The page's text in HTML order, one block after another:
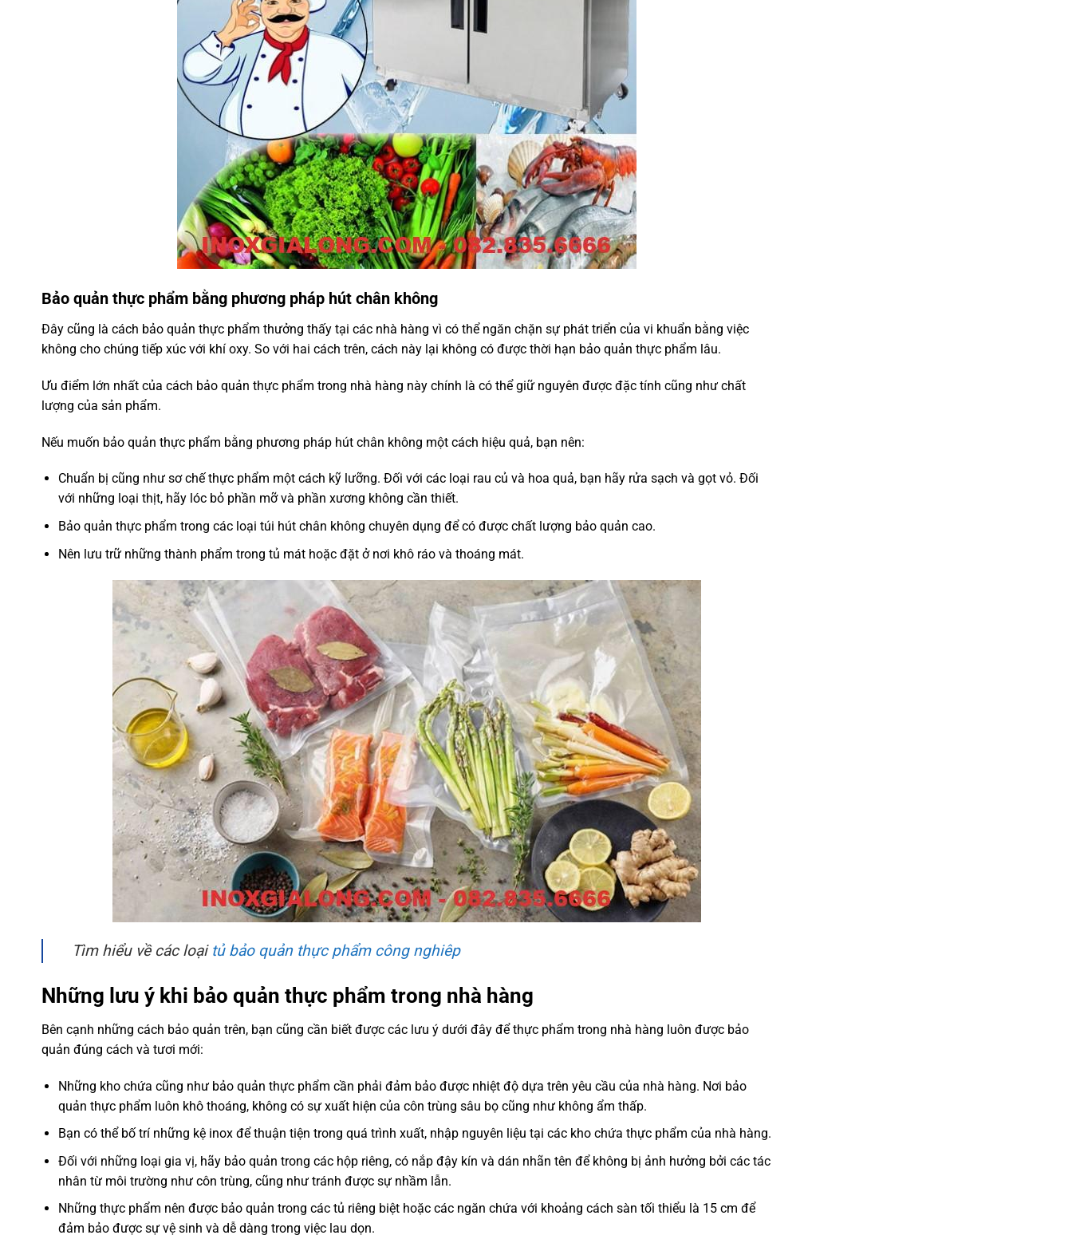
Bảo quản thực phẩm bằng phương pháp hút chân không
Đây cũng là cách bảo quản thực phẩm thưởng thấy tại các nhà hàng vì có thể ngăn chặn sự phát triển của vi khuẩn bằng việc
không cho chúng tiếp xúc với khí oxy. So với hai cách trên, cách này lại không có được thời hạn bảo quản thực phẩm lâu.
Ưu điểm lớn nhất của cách bảo quản thực phẩm trong nhà hàng này chính là có thể giữ nguyên được đặc tính cũng như chất
lượng của sản phẩm.
Nếu muốn bảo quản thực phẩm bằng phương pháp hút chân không một cách hiệu quả, bạn nên:
Chuẩn bị cũng như sơ chế thực phẩm một cách kỹ lưỡng. Đối với các loại rau củ và hoa quả, bạn hãy rửa sạch và gọt vỏ. Đối
với những loại thịt, hãy lóc bỏ phần mỡ và phần xương không cần thiết.
Bảo quản thực phẩm trong các loại túi hút chân không chuyên dụng để có được chất lượng bảo quản cao.
Nên lưu trữ những thành phẩm trong tủ mát hoặc đặt ở nơi khô ráo và thoáng mát.
Tìm hiểu về các loại tủ bảo quản thực phẩm công nghiêp
Những lưu ý khi bảo quản thực phẩm trong nhà hàng
Bên cạnh những cách bảo quản trên, bạn cũng cần biết được các lưu ý dưới đây để thực phẩm trong nhà hàng luôn được bảo
quản đúng cách và tươi mới:
Những kho chứa cũng như bảo quản thực phẩm cần phải đảm bảo được nhiệt độ dựa trên yêu cầu của nhà hàng. Nơi bảo
quản thực phẩm luôn khô thoáng, không có sự xuất hiện của côn trùng sâu bọ cũng như không ẩm thấp.
Bạn có thể bố trí những kệ inox để thuận tiện trong quá trình xuất, nhập nguyên liệu tại các kho chứa thực phẩm của nhà hàng.
Đối với những loại gia vị, hãy bảo quản trong các hộp riêng, có nắp đậy kín và dán nhãn tên để không bị ảnh hưởng bởi các tác
nhân từ môi trường như côn trùng, cũng như tránh được sự nhầm lẫn.
Những thực phẩm nên được bảo quản trong các tủ riêng biệt hoặc các ngăn chứa với khoảng cách sàn tối thiểu là 15 cm để
đảm bảo được sự vệ sinh và dễ dàng trong việc lau dọn.